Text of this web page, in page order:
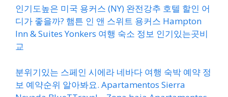
인기도높은 미국 용커스 (NY) 완전강추 호텔 할인 어
디가 좋을까? 햄튼 인 앤 스위트 용커스 Hampton
Inn & Suites Yonkers 여행 숙소 정보 인기있는곳비
교
분위기있는 스페인 시에라 네바다 여행 숙박 예약 정
보 예약순위 알아봐요. Apartamentos Sierra